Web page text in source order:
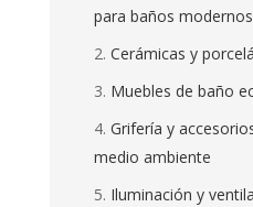
para baños modernos
Cerámicas y
Muebles de baño
Grifería y
medio ambiente
Iluminación y